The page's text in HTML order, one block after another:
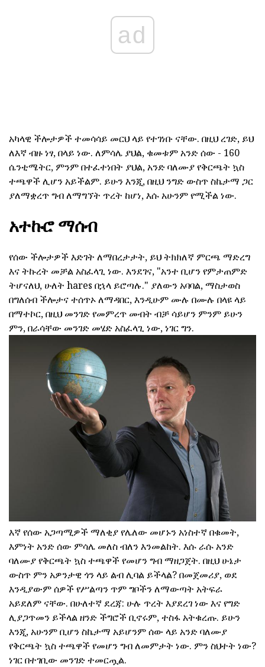
ad
አካላዊ ችሎታዎች ተመሳሳይ መርህ ላይ የተገነቡ ናቸው. በዚህ ረገድ, ይህ
ለእኛ ብዙ ነፃ, በላይ ነው. ለምሳሌ ያህል, ቁመቱም አንድ ሰው - 160
ሴንቲሜትር, ምንም በተፈተነበት ያህል, አንድ ባለሙያ የቅርጫት ኳስ
ተጫዋች ሊሆን አይችልም. ይሁን እንጂ, በዚህ ንግድ ውስጥ ስኬታማ ጋር
ያለማቋረጥ ግብ ለማግኘት ጥረት ከሆነ, እሱ አሁንም የሚችል ነው.
አተኩሮ ማሰብ
የሰው ችሎታዎች እድገት ለማበረታታት, ይህ ትክክለኛ ምርጫ ማድረግ
እና ትኩረት መቻል አስፈላጊ ነው. እንደገና, "አንተ ቢሆን የምታጠምድ
ትሆናለህ, ሁለት hares በኋላ ይሮጣሉ." ያለውን አባባል, ማስታወስ
በግለሰብ ችሎታና ተሰጥኦ ለማዳበር, እንዲሁም ሙሉ በሙሉ በላዩ ላይ
በማተኮር, በዚህ መንገድ የመምረጥ መብት ብቻ ሳይሆን ምንም ይሁን
ምን, በራሳቸው መንገድ መሄድ አስፈላጊ ነው, ነገር ግን.
እኛ የሰው አጋጣሚዎች ማለቂያ የሌለው መሆኑን አነስተኛ በቁመት,
እምነት አንድ ሰው ምሳሌ መለስ ብለን እንመልከት. እሱ ራሱ አንድ
ባለሙያ የቅርጫት ኳስ ተጫዋች የመሆን ግብ ማዘጋጀት. በዚህ ሁኔታ
ውስጥ ምን አዎንታዊ ጎን ላይ ልብ ሊባል ይችላል? በመጀመሪያ, ወደ
እንዲያውም ሰዎች የሥልጣን ጥም ግቦችን ለማውጣት አትፍራ
አይደለም ናቸው. በሁለተኛ ደረጃ: ሁሉ ጥረት እያደረገ ነው እና የግድ
ሊያጋጥመን ይችላል ዘንድ ችግሮች ቢኖሩም, ተስፋ አትቁረጡ. ይሁን
እንጂ, አሁንም ቢሆን ስኬታማ አይሆንም ሰው ላይ አንድ ባለሙያ
የቅርጫት ኳስ ተጫዋች የመሆን ግብ ለመምታት ነው. ምን ስህተት ነው?
ነገር በተገቢው መንገድ ተመርጧል.